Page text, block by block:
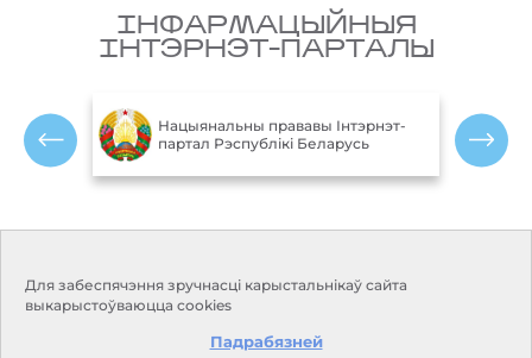
IНФАРМАЦЫЙНЫЯ
IНТЭРНЭТ-ПАРТАЛЫ
Нацыянальны прававы Інтэрнэт-
партал Рэспублікі Беларусь
Для забеспячэння зручнасці карыстальнікаў сайта
выкарыстоўваюцца cookies
Падрабязней
Адрас:220114, г. Мінск, пр.
Незалежнасці, 110
+375 17 373-22-31
Панядзелак-пятніца:
Выхадныя дні: субота, нядзеля